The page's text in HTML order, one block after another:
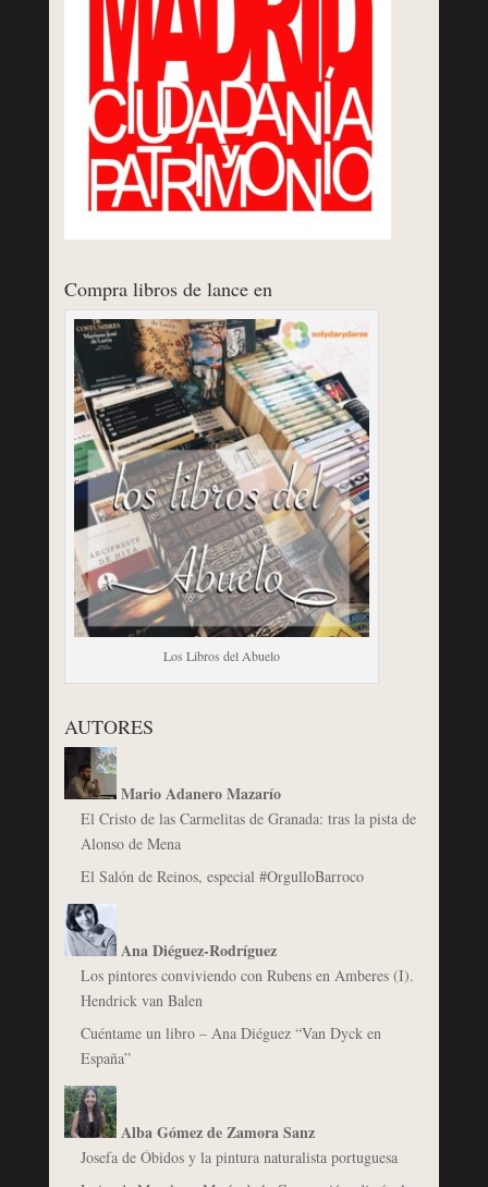
Compra libros de lance en
Los Libros del Abuelo
AUTORES
Mario Adanero Mazarío
El Cristo de las Carmelitas de Granada: tras la pista de
Alonso de Mena
El Salón de Reinos, especial #OrgulloBarroco
Ana Diéguez-Rodríguez
Los pintores conviviendo con Rubens en Amberes (I).
Hendrick van Balen
Cuéntame un libro – Ana Diéguez “Van Dyck en
España”
Alba Gómez de Zamora Sanz
Josefa de Óbidos y la pintura naturalista portuguesa